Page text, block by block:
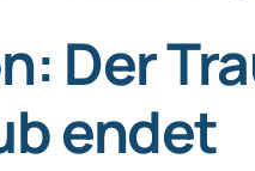
Der
endet